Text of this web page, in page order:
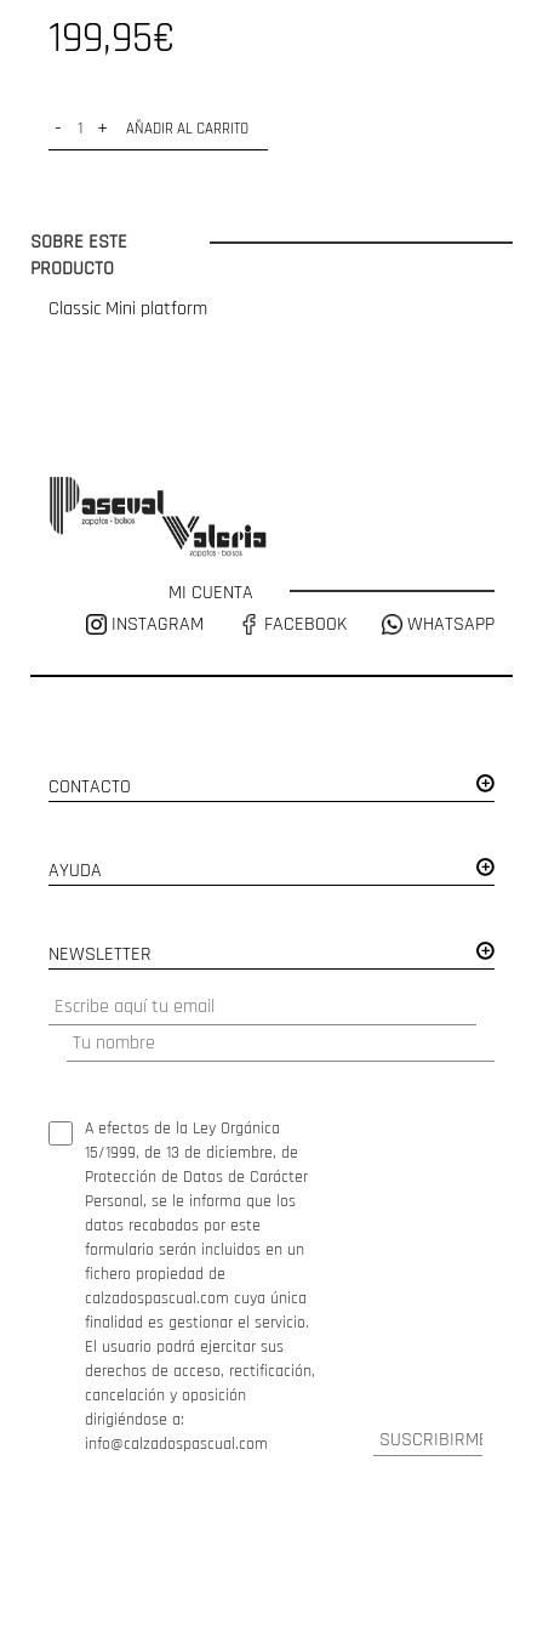
199,95€
- + AÑADIR AL CARRITO
SOBRE ESTE
PRODUCTO
Classic Mini platform
MI CUENTA
INSTAGRAM
FACEBOOK WHATSAPP
CONTACTO
AYUDA
NEWSLETTER
A efectos de la Ley Orgánica
15/1999, de 13 de diciembre, de
Protección de Datos de Carácter
Personal, se le informa que los
datos recabados por este
formulario serán incluidos en un
fichero propiedad de
calzadospascual.com cuya única
finalidad es gestionar el servicio.
El usuario podrá ejercitar sus
derechos de acceso, rectificación,
cancelación y oposición
dirigiéndose a:
info@calzadospascual.com